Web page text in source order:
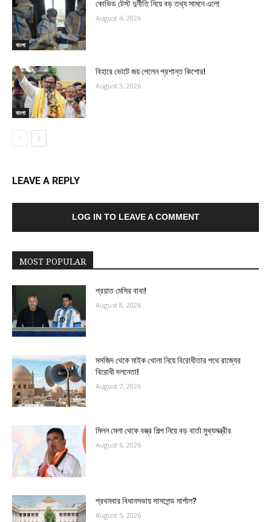
বাংলা
কোভিড টেস্ট দুর্নীতি নিয়ে বড় তথ্য সামনে এলো
August 4, 2026
বাংলা
বিহারে ভোটে জয় পেলেন প্রশান্ত কিশোর!
August 3, 2026
LEAVE A REPLY
LOG IN TO LEAVE A COMMENT
MOST POPULAR
প্রয়াত মেসির বাবা!
August 8, 2026
মসজিদ থেকে মাইক খোলা নিয়ে বিরোধীতার পথে রাজ্যের
বিরোধী দলনেতা!
August 7, 2026
মিলন মেলা থেকে বস্ত্র শিল্প নিয়ে বড় বার্তা মুখ্যমন্ত্রীর
August 6, 2026
প্রথমবার বিধানসভায় সাসপেন্ড মার্শাল?
August 5, 2026